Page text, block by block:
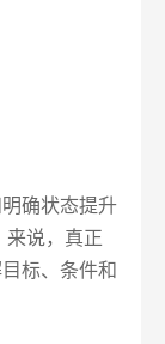
确状态提升
说，真正
标、条件和